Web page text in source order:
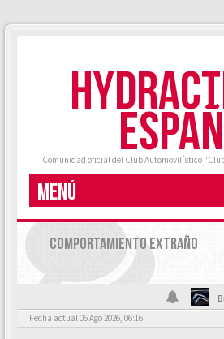
Comunidad oficial del Club Automovilístico
MENÚ
COMPORTAMIENTO EXTRAÑO
Fecha actual 06 Ago 2026, 06:16